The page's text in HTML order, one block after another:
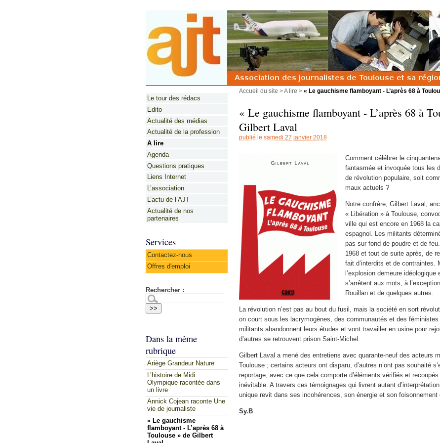
Accueil du site >A lire > « Le gauchisme flamboyant - L’après 68 à
« Le gauchisme flamboyant - L’après 68 à
Gilbert Laval
publié le samedi 27 janvier 2018
Comment célébrer le
fantasmée et invoquée tous les
de révolution populaire, soit
maux actuels ?
Notre confrère, Gilbert Laval,
« Libération » à Toulouse,
ville qui est encore en 1968 la
espagnol. Les militants
pas sur fond de poudre et de
1968 et tout de suite après, de
fait d’interdits et de contraintes.
l’explosion demeure
s’arrêtent aux mots, à
Rouillan et de quelques autres.
La révolution n’est pas au bout du fusil, mais la société en sort
on court sous les lacrymogènes, des communautés et des
militants abandonnent leurs études et vont travailler en usine pour
d’autres se retrouvent prison Saint-Michel.
Gilbert Laval a mené des entretiens avec quarante-neuf des acteurs
Toulouse ; certains acteurs ont disparu, d’autres n’ont pas souhaité
reportage, avec ce que cela comporte d’éléments vérifiés et
inévitable. A travers ces témoignages qui livrent autant
unique revit dans ses incohérences, son énergie et son foisonnement
Sy.B
Le tour des rédacs
Edito
Actualité des médias
Actualité de la profession
A lire
Agenda
Questions pratiques
Liens Internet
L’association
L’actu de l’AJT
Actualité de nos
partenaires
Services
Contactez-nous
Offres d'emploi
Rechercher :
Dans la même
rubrique
Ariège Grandeur Nature
L’histoire de Midi
Olympique racontée dans
un livre
Annick Cojean raconte Une
vie de journaliste
« Le gauchisme
flamboyant - L’après 68 à
Toulouse » de Gilbert